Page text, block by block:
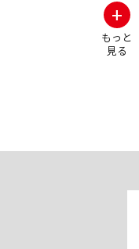
+
もっと
見る